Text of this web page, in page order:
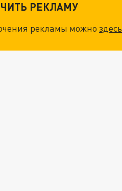
РЕКЛАМУ
рекламы можноздесь